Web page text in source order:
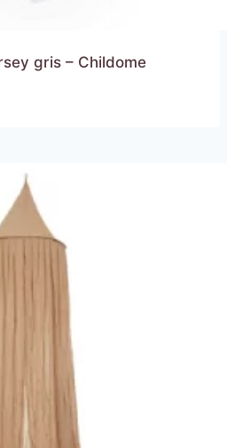
gris – Childome